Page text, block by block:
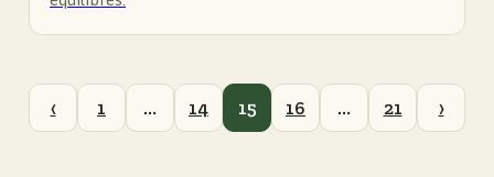
‹ 1 … 14 15 16 … 21 ›